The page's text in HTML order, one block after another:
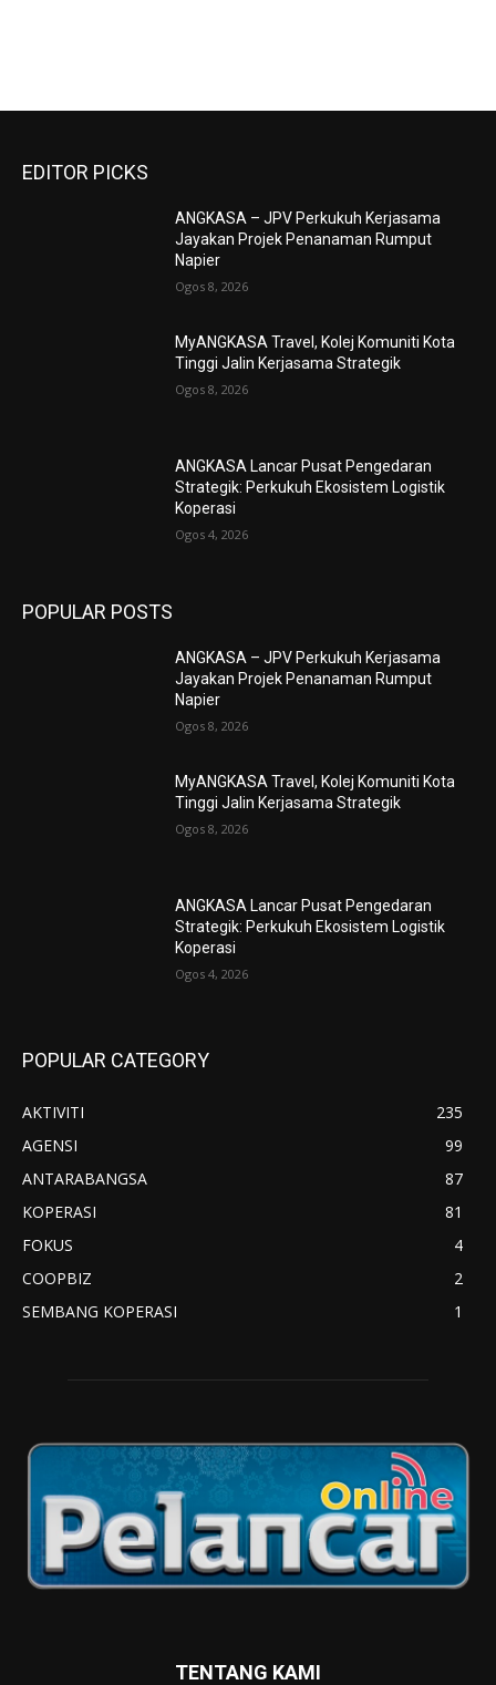
EDITOR PICKS
ANGKASA – JPV Perkukuh Kerjasama
Jayakan Projek Penanaman Rumput
Napier
Ogos 8, 2026
MyANGKASA Travel, Kolej Komuniti Kota
Tinggi Jalin Kerjasama Strategik
Ogos 8, 2026
ANGKASA Lancar Pusat Pengedaran
Strategik: Perkukuh Ekosistem Logistik
Koperasi
Ogos 4, 2026
POPULAR POSTS
ANGKASA – JPV Perkukuh Kerjasama
Jayakan Projek Penanaman Rumput
Napier
Ogos 8, 2026
MyANGKASA Travel, Kolej Komuniti Kota
Tinggi Jalin Kerjasama Strategik
Ogos 8, 2026
ANGKASA Lancar Pusat Pengedaran
Strategik: Perkukuh Ekosistem Logistik
Koperasi
Ogos 4, 2026
POPULAR CATEGORY
AKTIVITI
235
AGENSI
99
ANTARABANGSA
87
KOPERASI
81
FOKUS
4
COOPBIZ
2
SEMBANG KOPERASI
1
TENTANG KAMI